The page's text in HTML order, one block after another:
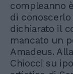
compleanno
di
dichiarato il
mancato un
Amadeus.
Chiocci su